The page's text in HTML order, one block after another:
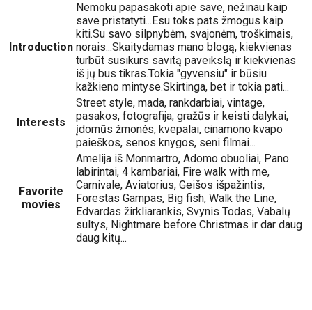
Introduction
Nemoku papasakoti apie save, nežinau kaip
save pristatyti...Esu toks pats žmogus kaip
kiti.Su savo silpnybėm, svajonėm, troškimais,
norais...Skaitydamas mano blogą, kiekvienas
turbūt susikurs savitą paveikslą ir kiekvienas
iš jų bus tikras.Tokia "gyvensiu" ir būsiu
kažkieno mintyse.Skirtinga, bet ir tokia pati...
Interests
Street style, mada, rankdarbiai, vintage,
pasakos, fotografija, gražūs ir keisti dalykai,
įdomūs žmonės, kvepalai, cinamono kvapo
paieškos, senos knygos, seni filmai...
Favorite
movies
Amelija iš Monmartro, Adomo obuoliai, Pano
labirintai, 4 kambariai, Fire walk with me,
Carnivale, Aviatorius, Geišos išpažintis,
Forestas Gampas, Big fish, Walk the Line,
Edvardas žirkliarankis, Svynis Todas, Vabalų
sultys, Nightmare before Christmas ir dar daug
daug kitų...